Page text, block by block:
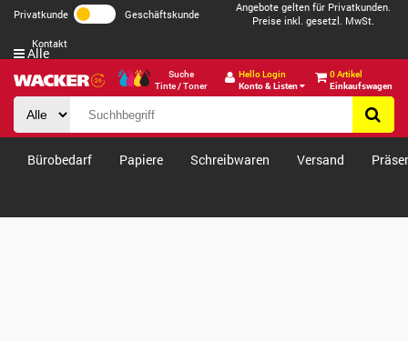
Privatkunde Geschäftskunde
Angebote gelten für Privatkunden.
Preise inkl. gesetzl. MwSt.
Kontakt
Suche
Tinte / Toner
Hello Login
Konto & Listen
0 Artikel
Einkaufswagen
Alle
Bürobedarf Papiere Schreibwaren Versand